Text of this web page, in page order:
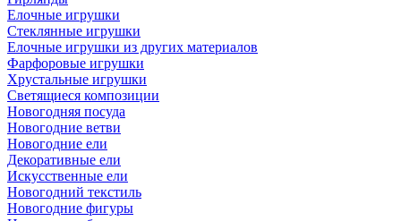
Елочные игрушки
Стеклянные игрушки
Елочные игрушки из других материалов
Фарфоровые игрушки
Хрустальные игрушки
Светящиеся композиции
Новогодняя посуда
Новогодние ветви
Новогодние ели
Декоративные ели
Искусственные ели
Новогодний текстиль
Новогодние фигуры